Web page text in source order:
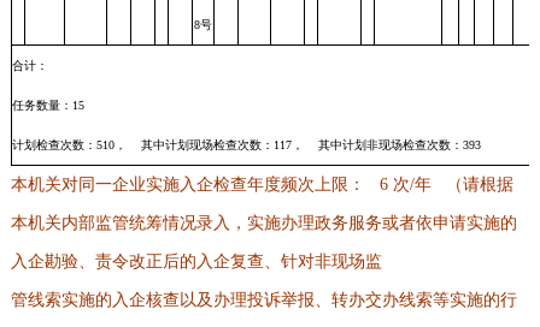
8号
合计：
任务数量：15
计划检查次数：510， 其中计划现场检查次数：117， 其中计划非现场检查次数：393
本机关对同一企业实施入企检查年度频次上限： 6 次/年 （请根据
本机关内部监管统筹情况录入，实施办理政务服务或者依申请实施的
入企勘验、责令改正后的入企复查、针对非现场监
管线索实施的入企核查以及办理投诉举报、转办交办线索等实施的行